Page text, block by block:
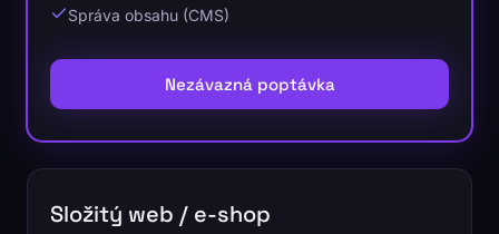
Správa obsahu (CMS)
Nezávazná poptávka
Složitý web / e-shop